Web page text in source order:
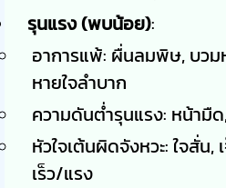
รุนแรง (พบน้อย):
อาการแพ้: ผื่นลมพิษ, บว
หายใจลำบาก
ความดันต่ำรุนแรง: หน้ามื
หัวใจเต้นผิดจังหวะ: ใจสั่น,
เร็ว/แรง